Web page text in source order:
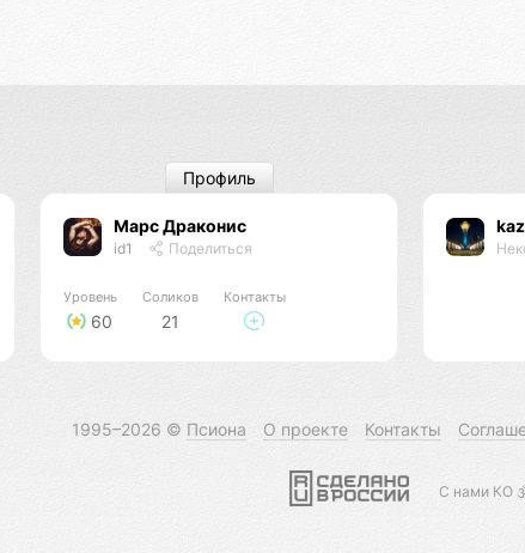
Марс Драконис
id1 Поделиться
Уровень
60
Соликов
21
Контакты
Профиль
1995–2026 © Псиона О проекте Контакты
С нами КО